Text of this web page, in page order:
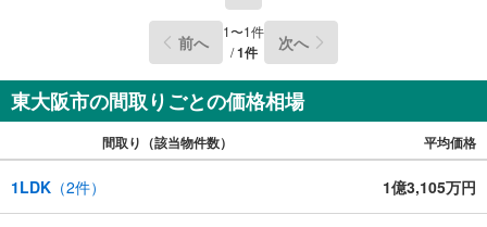
前へ 1〜1件
/1件 次へ
東大阪市の間取りごとの価格相場
間取り（該当物件数） 平均価格
1LDK （2件） 1億3,105万円